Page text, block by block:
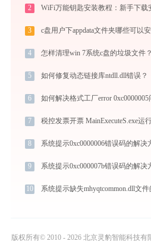
2 WiFi万能钥匙安装教程：新手下载
3 c盘用户下appdata文件夹哪些可以
4 怎样清理win 7系统c盘的垃圾文件
5 如何修复动态链接库ntdll.dll错误？
6 如何解决格式工厂error 0xc0000005
7
8 系统提示0xc0000006错误码的解决
9 系统提示0xc000007b错误码的解决
10 系统提示缺失mhyqtcommon.dll文
版权所有© 2010 - 2026 北京灵豹智能科技有